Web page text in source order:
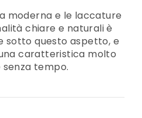
moderna e le laccature
chiare e naturali è
sotto questo aspetto, e
caratteristica molto
tempo.